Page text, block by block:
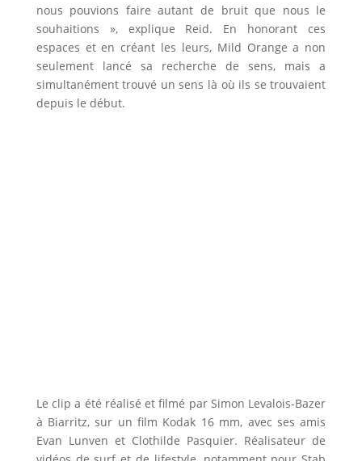
nous pouvions faire autant de bruit que nous le
souhaitions », explique Reid. En honorant ces
espaces et en créant les leurs, Mild Orange a non
seulement lancé sa recherche de sens, mais a
simultanément trouvé un sens là où ils se trouvaient
depuis le début.
Le clip a été réalisé et filmé par Simon Levalois-Bazer
à Biarritz, sur un film Kodak 16 mm, avec ses amis
Evan Lunven et Clothilde Pasquier. Réalisateur de